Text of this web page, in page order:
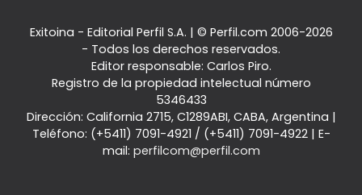
Exitoina - Editorial Perfil S.A. | © Perfil.com 2006-2026
- Todos los derechos reservados.
Editor responsable: Carlos Piro.
Registro de la propiedad intelectual número
5346433
Dirección: California 2715, C1289ABI, CABA, Argentina |
Teléfono: (+5411) 7091-4921 / (+5411) 7091-4922| E-
mail: perfilcom@perfil.com